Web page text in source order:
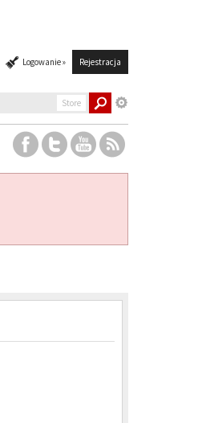
Logowanie » Rejestracja
Store